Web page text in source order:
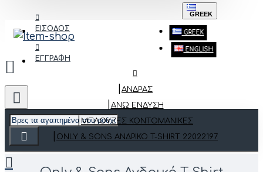
ΕΙΣΟΔΟΣ
ΕΓΓΡΑΦΗ
GREEK
GREEK
ENGLISH
ΑΝΔΡΑΣ
ΆΝΩ ΈΝΔΥΣΗ
ΜΠΛΟΎΖΕΣ ΚΟΝΤΟΜΆΝΙΚΕΣ
ONLY & SONS ΑΝΔΡΙΚΌ T-SHIRT 22022197